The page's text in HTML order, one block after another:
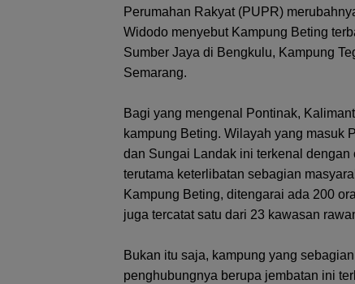
Perumahan Rakyat (PUPR)
Widodo menyebut Kampung Beting
Sumber Jaya di Bengkulu, Kampung
Semarang.
Bagi yang mengenal Pontinak,
kampung Beting. Wilayah yang masuk
dan Sungai Landak ini terkenal
terutama keterlibatan sebagian
Kampung Beting, ditengarai ada 200
juga tercatat satu dari 23 kawasan
Bukan itu saja, kampung yang
penghubungnya berupa jembatan ini